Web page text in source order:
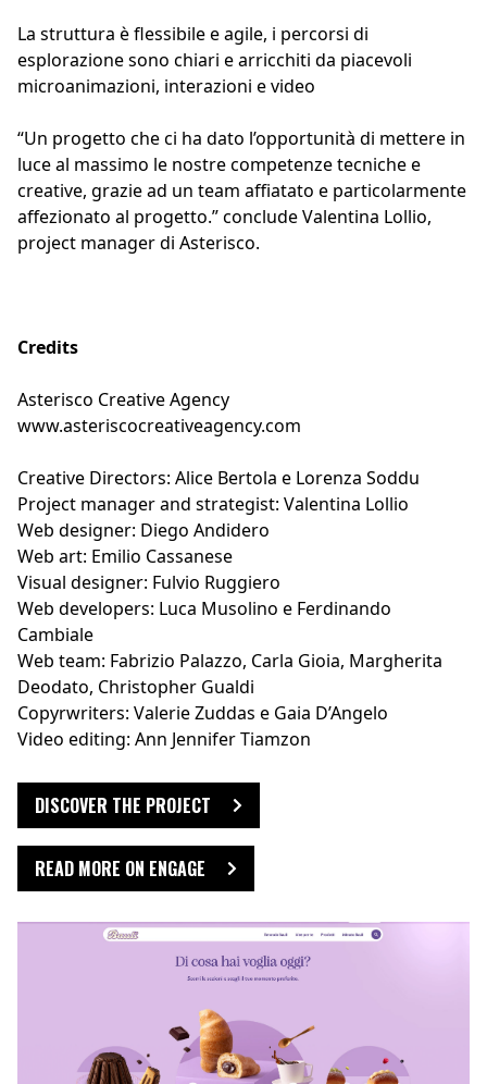
La struttura è flessibile e agile, i percorsi di
esplorazione sono chiari e arricchiti da piacevoli
microanimazioni, interazioni e video
“Un progetto che ci ha dato l’opportunità di mettere in
luce al massimo le nostre competenze tecniche e
creative, grazie ad un team affiatato e particolarmente
affezionato al progetto.” conclude Valentina Lollio,
project manager di Asterisco.
Credits
Asterisco Creative Agency
www.asteriscocreativeagency.com
Creative Directors: Alice Bertola e Lorenza Soddu
Project manager and strategist: Valentina Lollio
Web designer: Diego Andidero
Web art: Emilio Cassanese
Visual designer: Fulvio Ruggiero
Web developers: Luca Musolino e Ferdinando
Cambiale
Web team: Fabrizio Palazzo, Carla Gioia, Margherita
Deodato, Christopher Gualdi
Copyrwriters: Valerie Zuddas e Gaia D’Angelo
Video editing: Ann Jennifer Tiamzon
DISCOVER THE PROJECT
READ MORE ON ENGAGE